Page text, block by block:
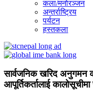
कला/मनोरञ्जन
अन्तर्राष्ट्रिय
पर्यटन
हस्तकला
सार्वजनिक खरिद अनुगमन
आपूर्तिकर्तालाई